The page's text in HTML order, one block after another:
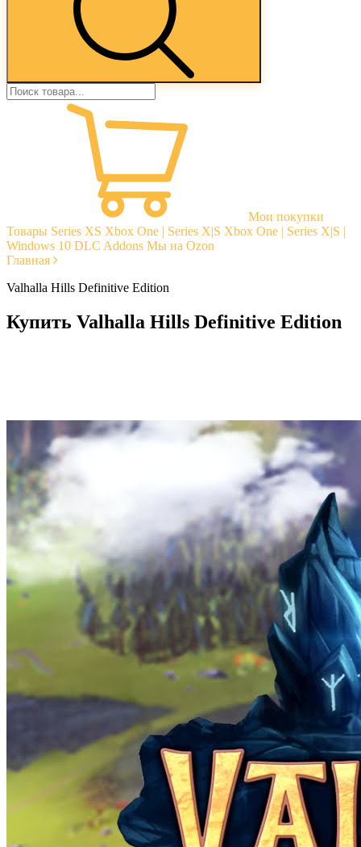
Мои покупки
Товары Series XS Xbox One | Series X|S Xbox One | Series X|S |
Windows 10 DLC Addons Мы на Ozon
Главная
Valhalla Hills Definitive Edition
Купить Valhalla Hills Definitive Edition